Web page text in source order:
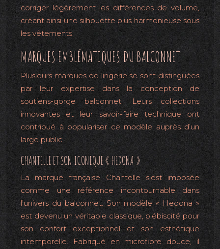
corriger légèrement les différences de volume,
créant ainsi une silhouette plus harmonieuse sous
les vêtements.
MARQUES EMBLÉMATIQUES DU BALCONNET
Plusieurs marques de lingerie se sont distinguées
par leur expertise dans la conception de
soutiens-gorge balconnet. Leurs collections
innovantes et leur savoir-faire technique ont
contribué à populariser ce modèle auprès d’un
large public.
CHANTELLE ET SON ICONIQUE « HEDONA »
La marque française Chantelle s’est imposée
comme une référence incontournable dans
l’univers du balconnet. Son modèle « Hedona »
est devenu un véritable classique, plébiscité pour
son confort exceptionnel et son esthétique
intemporelle. Fabriqué en microfibre douce, il